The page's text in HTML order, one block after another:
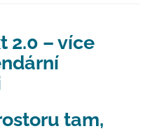
2.0 – více
tam,